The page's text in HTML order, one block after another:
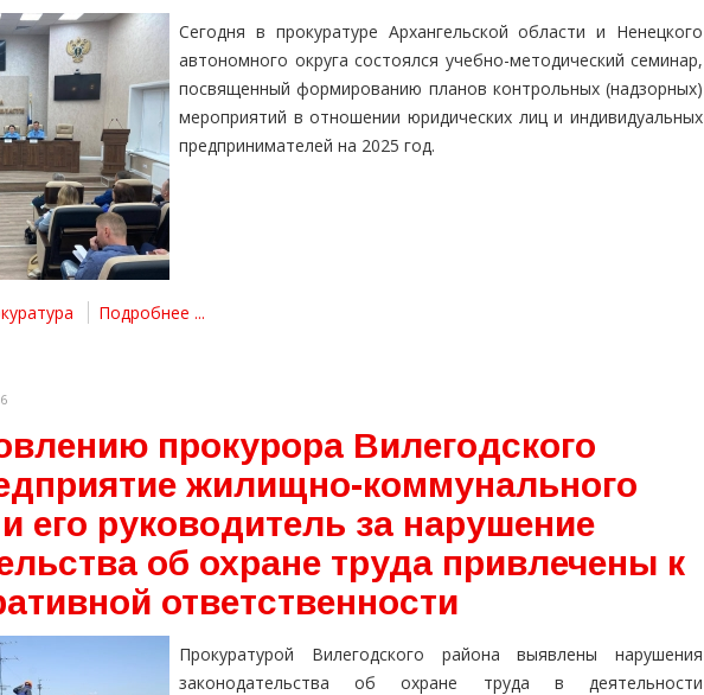
Сегодня в прокуратуре Архангельской области и Ненецкого
автономного округа состоялся учебно-методический семинар,
посвященный формированию планов контрольных (надзорных)
мероприятий в отношении юридических лиц и индивидуальных
предпринимателей на 2025 год.
Подробнее ...
прокурора Вилегодского
жилищно-коммунального
его руководитель за нарушение
об охране труда привлечены к
ответственности
Прокуратурой Вилегодского района выявлены нарушения
законодательства об охране труда в деятельности